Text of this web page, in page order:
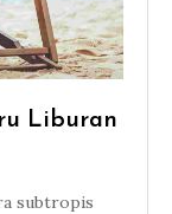
Liburan
subtropis